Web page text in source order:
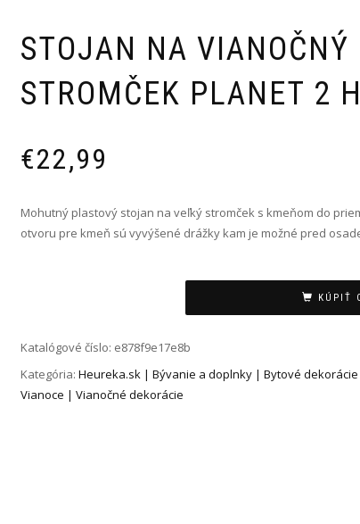
STOJAN NA VIANOČNÝ
STROMČEK PLANET 2
€22,99
Mohutný plastový stojan na veľký stromček s kmeňom do
otvoru pre kmeň sú vyvýšené drážky kam je možné pred
KÚPIŤ
Katalógové číslo: e878f9e17e8b
Kategória: Heureka.sk | Bývanie a doplnky | Bytové
Vianoce | Vianočné dekorácie